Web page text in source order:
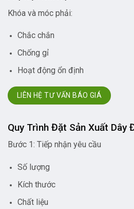
Khóa và móc phải:
Chắc chắn
Chống gỉ
Hoạt động ổn định
LIÊN HỆ TƯ VẤN BÁO GIÁ
Quy Trình Đặt Sản Xuất Dây
Bước 1: Tiếp nhận yêu cầu
Số lượng
Kích thước
Chất liệu